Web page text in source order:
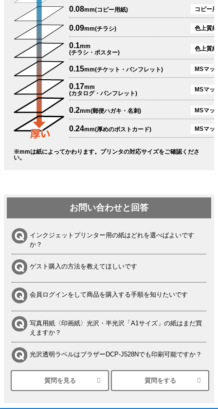
0.08mm(コピー用紙) コピー
0.09mm(チラシ) 色上質
0.1mm
(チラシ・ポスター)
色上質
0.15mm(チケット・パンフレット) MSマッ
0.17mm
(カタログ・パンフレット)
MSマッ
0.2mm(郵便ハガキ・名刺) MSマッ
0.24mm(厚めのポストカード) MSマッ
※mmは紙によってかわります。プリンタの対応サイズをご確認くださ
い。
お問い合わせと回答
インクジェットプリンター用の紙はどれを選べばよいです
か？
ゲスト購入の方法を教えてほしいです
会員ログインをして商品を購入する手順を知りたいです
写真用紙〈印画紙〉光沢・半光沢「A1サイズ」の紙はまだ買
えますか？
光沢透明ラベルはブラザーDCP-J528Nでも印刷可能ですか？
シルバーペーパーにEPSON EP-30VAで印刷するときの設定
は？
質問を見る 質問をする